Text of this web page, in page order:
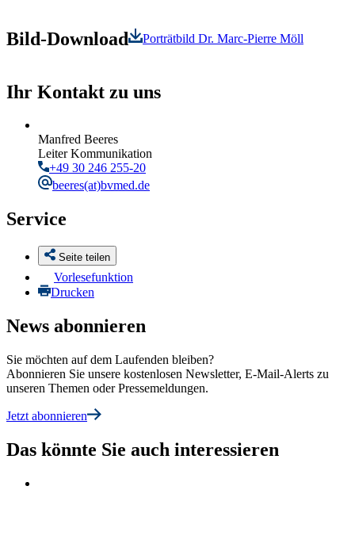
Bild-Download Porträtbild Dr. Marc-Pierre Möll
Ihr Kontakt zu uns
Manfred Beeres
Leiter Kommunikation
+49 30 246 255-20
beeres(at)bvmed.de
Service
Seite teilen
Vorlesefunktion
Drucken
News abonnieren
Sie möchten auf dem Laufenden bleiben?
Abonnieren Sie unsere kostenlosen Newsletter, E-Mail-Alerts zu
unseren Themen oder Pressemeldungen.
Jetzt abonnieren
Das könnte Sie auch interessieren